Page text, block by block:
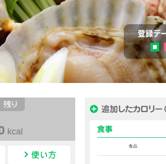
ハピルス カロリーチェック
食品
kcal